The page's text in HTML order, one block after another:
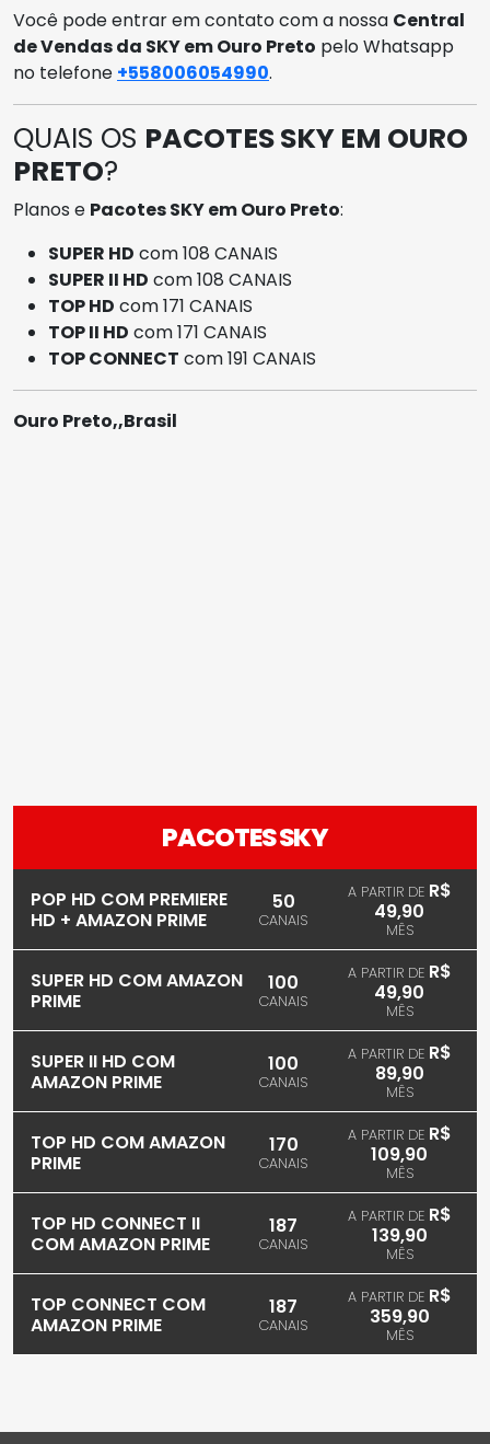
Você pode entrar em contato com a nossa Central
de Vendas da SKY em Ouro Preto pelo Whatsapp
no telefone +558006054990.
QUAIS OS PACOTES SKY EM OURO
PRETO?
Planos e Pacotes SKY em Ouro Preto:
SUPER HD com 108 CANAIS
SUPER II HD com 108 CANAIS
TOP HD com 171 CANAIS
TOP II HD com 171 CANAIS
TOP CONNECT com 191 CANAIS
Ouro Preto,,Brasil
PACOTES SKY
POP HD COM PREMIERE
HD + AMAZON PRIME
50
CANAIS
A PARTIR DE R$
49,90
MÊS
SUPER HD COM AMAZON
PRIME
100
CANAIS
A PARTIR DE R$
49,90
MÊS
SUPER II HD COM
AMAZON PRIME
100
CANAIS
A PARTIR DE R$
89,90
MÊS
TOP HD COM AMAZON
PRIME
170
CANAIS
A PARTIR DE R$
109,90
MÊS
TOP HD CONNECT II
COM AMAZON PRIME
187
CANAIS
A PARTIR DE R$
139,90
MÊS
TOP CONNECT COM
AMAZON PRIME
187
CANAIS
A PARTIR DE R$
359,90
MÊS